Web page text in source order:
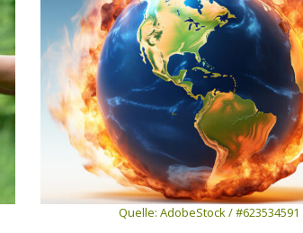
Quelle: AdobeStock / #623534591